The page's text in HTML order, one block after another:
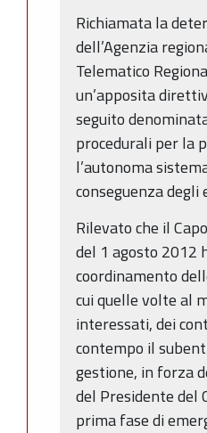
Richiamata la
dell’Agenzia
Telematico
un’apposita
seguito
procedurali per la
l’autonoma
conseguenza
Rilevato che il
del 1 agosto 2012
coordinamento
cui quelle volte al
interessati, dei
contempo il
gestione, in forza
del Presidente del
prima fase di